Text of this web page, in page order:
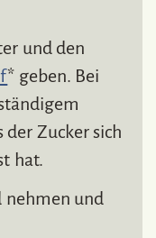
und den
* geben. Bei
der Zucker sich
hat.
nehmen und